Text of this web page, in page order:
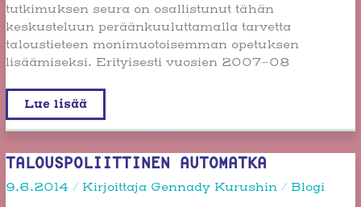
tutkimuksen seura on osallistunut tähän
keskusteluun peräänkuuluttamalla tarvetta
taloustieteen monimuotoisemman opetuksen
lisäämiseksi. Erityisesti vuosien 2007-08
Yhteiskuntatieteiden
ja
taloustieteen
Lue lisää
TALOUSPOLIITTINEN AUTOMATKA
9.6.2014 / Kirjoittaja Gennady Kurushin/ Blogi